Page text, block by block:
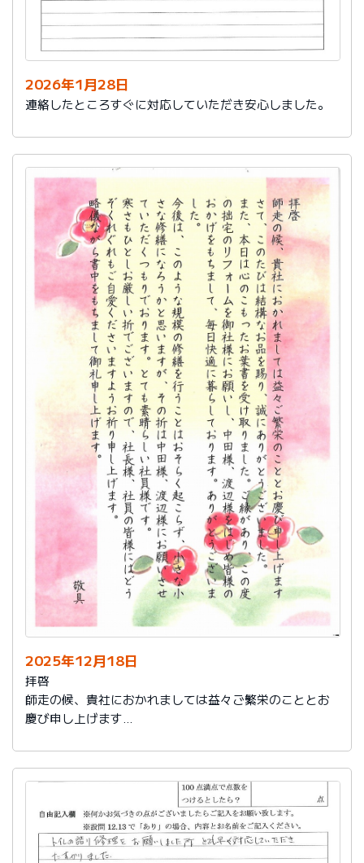
2026年1月28日
連絡したところすぐに対応していただき安心しました。
2025年12月18日
拝啓
師走の候、貴社におかれましては益々ご繁栄のこととお
慶び申し上げます
ざいました。
また、本日は心のこもったお葉書を受け取りました。ご
縁があり、この度の拙宅のリフォームを御社様にお願い
し、中田様、渡辺様をはじめ皆様のおかげをもちまし
て、毎日快適に暮らしております。ありがとうございま
した。